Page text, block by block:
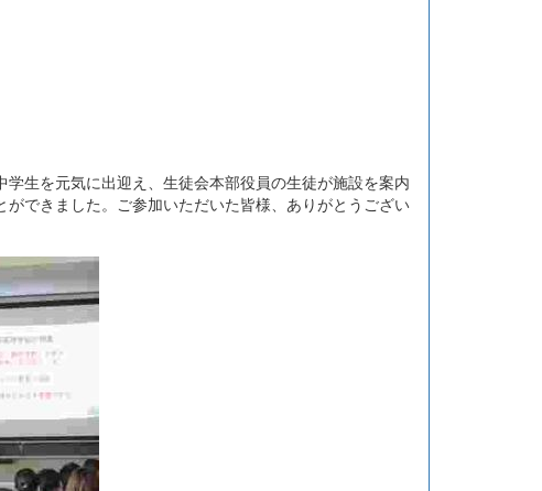
生を元気に出迎え、生徒会本部役員の生徒が施設を案内
できました。ご参加いただいた皆様、ありがとうござい